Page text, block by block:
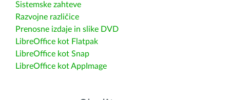
Sistemske zahteve
Razvojne različice
Prenosne izdaje in slike DVD
LibreOffice kot Flatpak
LibreOffice kot Snap
LibreOffice kot AppImage